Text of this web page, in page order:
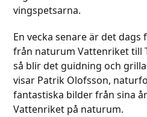
vingspetsarna.
En vecka senare är det
från naturum Vattenriket till
så blir det guidning och
visar Patrik Olofsson,
fantastiska bilder från sina
Vattenriket på naturum.